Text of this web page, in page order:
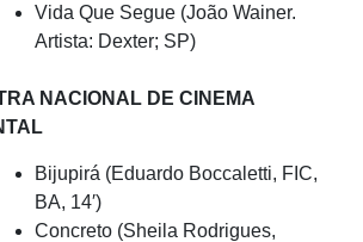
Vida Que Segue (João Wainer.
Artista: Dexter; SP)
NACIONAL DE CINEMA
Bijupirá (Eduardo Boccaletti, FIC,
BA, 14′)
Concreto (Sheila Rodrigues,